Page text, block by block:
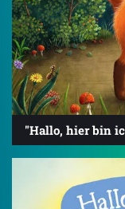
"Hallo, hier bin